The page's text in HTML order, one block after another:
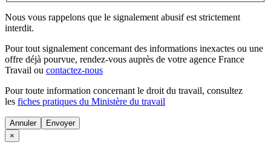
Nous vous rappelons que le signalement abusif est strictement
interdit.
Pour tout signalement concernant des informations inexactes ou une
offre déjà pourvue, rendez-vous auprès de votre agence France
Travail ou contactez-nous
Pour toute information concernant le droit du travail, consultez
les fiches pratiques du Ministère du travail
Annuler
×